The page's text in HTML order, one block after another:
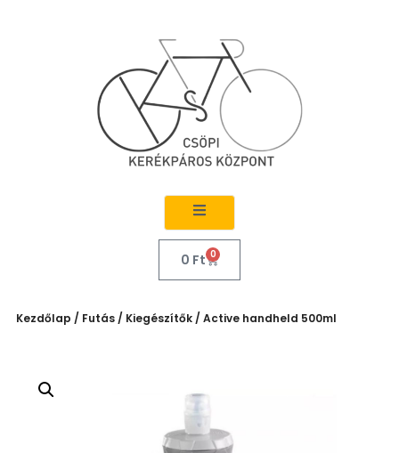
0 Ft 0
Kezdőlap / Futás / Kiegészítők / Active handheld 500ml